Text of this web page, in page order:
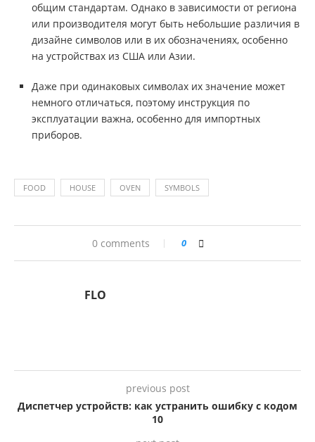
общим стандартам. Однако в зависимости от региона
или производителя могут быть небольшие различия в
дизайне символов или в их обозначениях, особенно
на устройствах из США или Азии.
Даже при одинаковых символах их значение может
немного отличаться, поэтому инструкция по
эксплуатации важна, особенно для импортных
приборов.
FOOD HOUSE OVEN SYMBOLS
0 comments 0
FLO
previous post
Диспетчер устройств: как устранить ошибку с кодом
10